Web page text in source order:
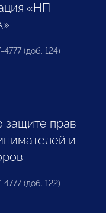
«НП
4777 (доб. 124)
защите прав
и
4777 (доб. 122)